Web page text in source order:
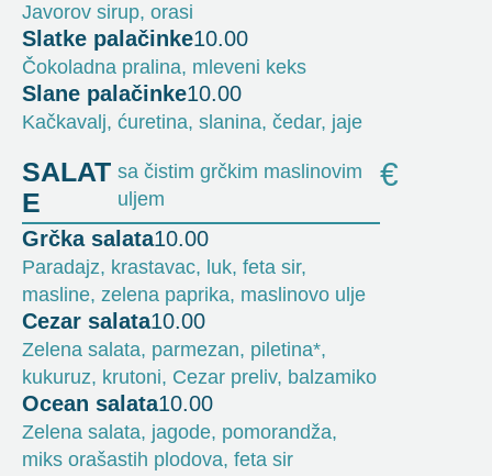
Javorov sirup, orasi
Slatke palačinke10.00
Čokoladna pralina, mleveni keks
Slane palačinke10.00
Kačkavalj, ćuretina, slanina, čedar, jaje
SALAT
E
sa čistim grčkim maslinovim
uljem
€
Grčka salata10.00
Paradajz, krastavac, luk, feta sir,
masline, zelena paprika, maslinovo ulje
Cezar salata10.00
Zelena salata, parmezan, piletina*,
kukuruz, krutoni, Cezar preliv, balzamiko
Ocean salata10.00
Zelena salata, jagode, pomorandža,
miks orašastih plodova, feta sir